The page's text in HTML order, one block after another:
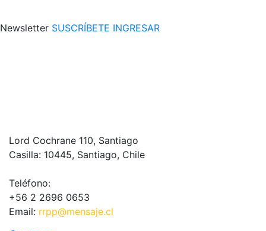
Newsletter SUSCRÍBETE INGRESAR
Lord Cochrane 110, Santiago
Casilla: 10445, Santiago, Chile
Teléfono:
+56 2 2696 0653
Email: rrpp@mensaje.cl